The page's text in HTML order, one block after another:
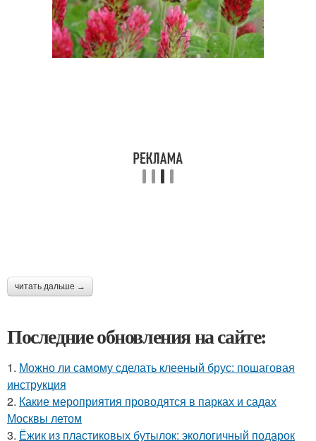
читать дальше →
Последние обновления на сайте:
1. Можно ли самому сделать клееный брус: пошаговая
инструкция
2. Какие мероприятия проводятся в парках и садах
Москвы летом
3. Ёжик из пластиковых бутылок: экологичный подарок